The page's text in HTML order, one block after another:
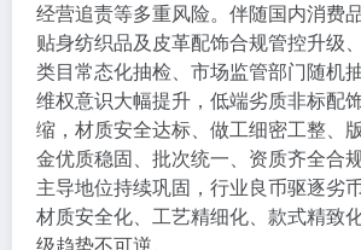
经营追责等多重风险。伴随国内消费
贴身纺织品及皮革配饰合规管控升级
类目常态化抽检、市场监管部门随机
维权意识大幅提升，低端劣质非标配
缩，材质安全达标、做工细密工整、
金优质稳固、批次统一、资质齐全合
主导地位持续巩固，行业良币驱逐劣
材质安全化、工艺精细化、款式精致